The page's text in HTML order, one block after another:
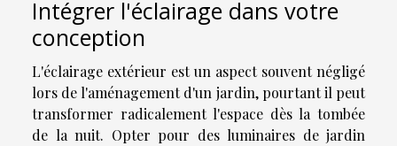
Intégrer l'éclairage dans votre
conception
L'éclairage extérieur est un aspect souvent négligé
lors de l'aménagement d'un jardin, pourtant il peut
transformer radicalement l'espace dès la tombée
de la nuit. Opter pour des luminaires de jardin